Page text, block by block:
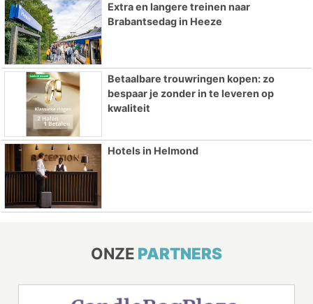
Extra en langere treinen naar
Brabantsedag in Heeze
Betaalbare trouwringen kopen: zo
bespaar je zonder in te leveren op
kwaliteit
Hotels in Helmond
ONZE PARTNERS